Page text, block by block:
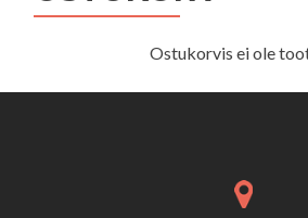
Ostukorvis ei ole